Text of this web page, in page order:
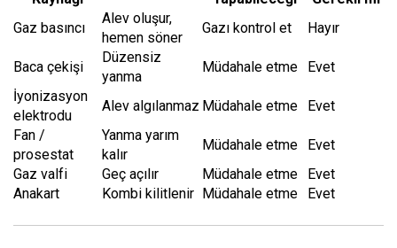
Gaz basıncı
Alev oluşur,
hemen söner
Gazı kontrol et Hayır
Baca çekişi
Düzensiz
yanma
Müdahale etme
Evet
İyonizasyon
elektrodu
Alev algılanmaz Müdahale etme
Evet
Fan /
prosestat
Yanma yarım
kalır
Müdahale etme
Evet
Gaz valfi
Geç açılır Müdahale etme
Evet
Anakart
Kombi kilitlenir Müdahale etme Evet